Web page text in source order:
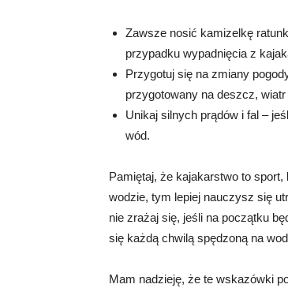
Zawsze nosić kamizelkę
przypadku wypadnięcia z
Przygotuj się na zmiany
przygotowany na deszcz,
Unikaj silnych prądów i fal –
wód.
Pamiętaj, że kajakarstwo to
wodzie, tym lepiej nauczysz się
nie zrażaj się, jeśli na początku
się każdą chwilą spędzoną na
Mam nadzieję, że te wskazówki